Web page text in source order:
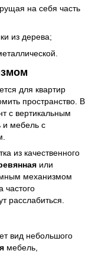
на себя часть
из дерева;
для квартир
пространство. В
с вертикальным
и мебель с
из качественного
или
механизмом
частого
расслабиться.
вид небольшого
мебель,